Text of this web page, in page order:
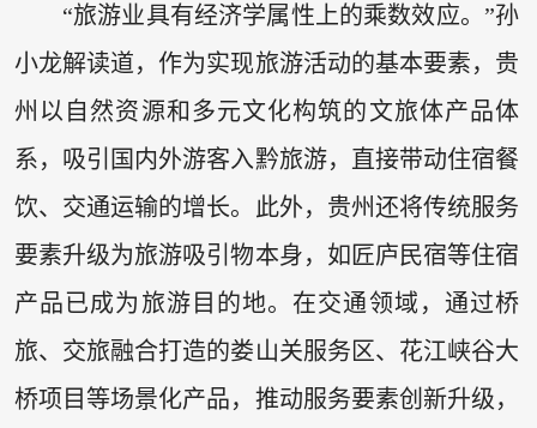
“旅游业具有经济学属性上的乘数效应。”孙
小龙解读道，作为实现旅游活动的基本要素，贵
州以自然资源和多元文化构筑的文旅体产品体
系，吸引国内外游客入黔旅游，直接带动住宿餐
饮、交通运输的增长。此外，贵州还将传统服务
要素升级为旅游吸引物本身，如匠庐民宿等住宿
产品已成为旅游目的地。在交通领域，通过桥
旅、交旅融合打造的娄山关服务区、花江峡谷大
桥项目等场景化产品，推动服务要素创新升级，